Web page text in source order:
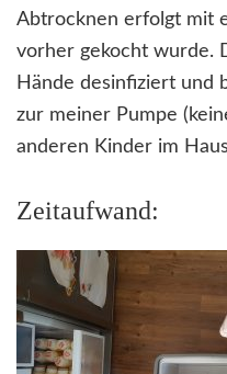
Abtrocknen erfolgt mit
vorher gekocht wurde.
Hände desinfiziert und
zur meiner Pumpe
anderen Kinder im
Zeitaufwand: